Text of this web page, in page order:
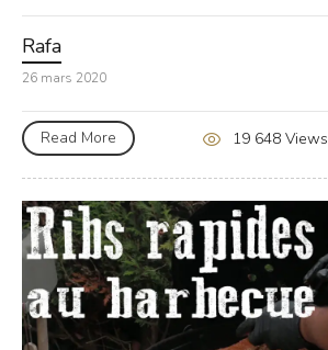
Rafa
26 mars 2020
Read More 19 648 Views